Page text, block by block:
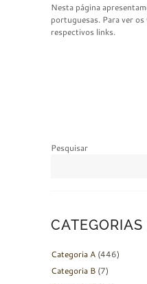
Nesta página
portuguesas. Para ver
respectivos links.
Pesquisar
CATEGORIAS
Categoria A (446)
Categoria B (7)